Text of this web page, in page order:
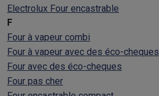
Electrolux Four encastrable
F
Four à vapeur combi
Four à vapeur avec des éco-cheques
Four avec des éco-cheques
Four pas cher